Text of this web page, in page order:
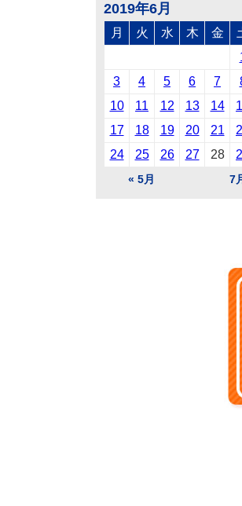
2019年6月
月 火 水 木 金
« 5月 7
3
4 5 6 7
10
11 12 13 14
17
18 19 20 21
24
25 26 27 28